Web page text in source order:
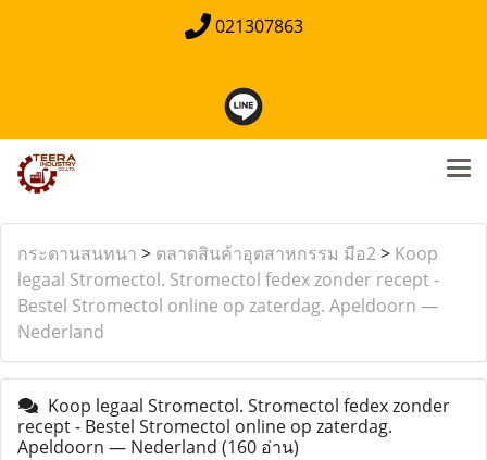
021307863
กระดานสนทนา > ตลาดสินค้าอุตสาหกรรม มือ2> Koop
legaal Stromectol. Stromectol fedex zonder recept -
Bestel Stromectol online op zaterdag. Apeldoorn —
Nederland
Koop legaal Stromectol. Stromectol fedex zonder
recept - Bestel Stromectol online op zaterdag.
Apeldoorn — Nederland (160 อ่าน)